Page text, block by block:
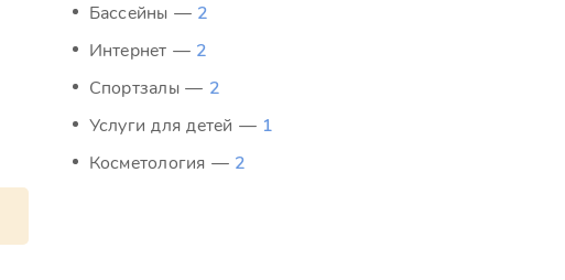
Бассейны — 2
Интернет — 2
Спортзалы — 2
Услуги для детей — 1
Косметология — 2